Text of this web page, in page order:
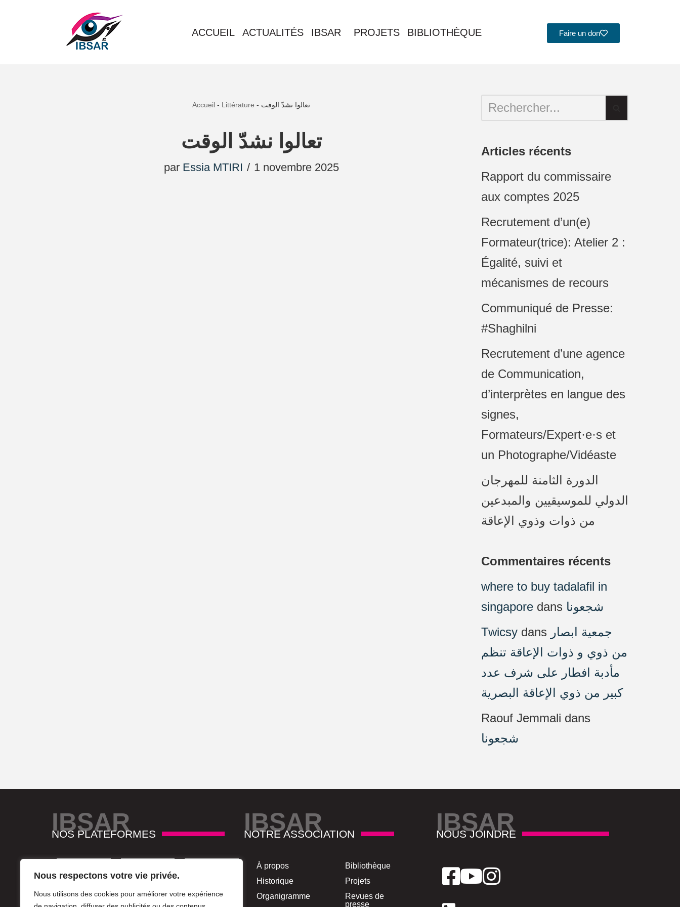
Nous respectons votre vie privée.
Nous utilisons des cookies pour améliorer votre expérience
ACCUEIL ACTUALITÉS IBSAR PROJETS BIBLIOTHÈQUE Faire un don
Accueil - Littérature - تعالوا نشدّ الوقت
تعالوا نشدّ الوقت
par Essia MTIRI 1 novembre 2025
Articles récents
Rapport du commissaire
aux comptes 2025
Recrutement d’un(e)
Formateur(trice): Atelier 2 :
Égalité, suivi et
mécanismes de recours
Communiqué de Presse:
#Shaghilni
Recrutement d’une agence
de Communication,
d’interprètes en langue des
signes,
Formateurs/Expert·e·s et
un Photographe/Vidéaste
الدورة الثامنة للمهرجان
الدولي للموسيقيين والمبدعين
من ذوات وذوي الإعاقة
Commentaires récents
where to buy tadalafil in
singapore dans شجعونا
Twicsy dans جمعية ابصار
من ذوي و ذوات الإعاقة تنظم
مأدبة افطار على شرف عدد
كبير من ذوي الإعاقة البصرية
Raouf Jemmali dans
شجعونا
IBSAR
NOS PLATEFORMES IBSAR
NOTRE ASSOCIATION
À propos
Historique
Organigramme
Bibliothèque
Projets
Revues de
presse
IBSAR
NOUS JOINDRE